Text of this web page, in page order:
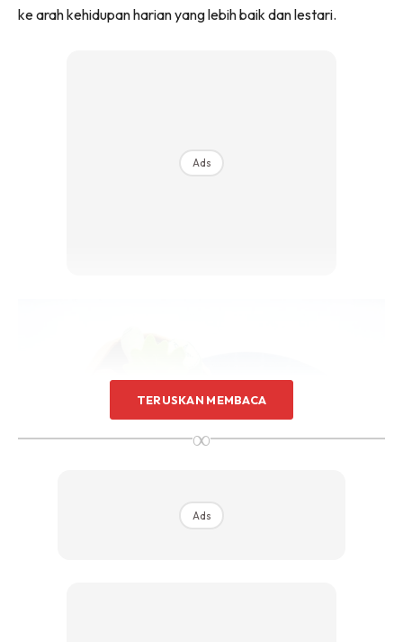
Tip Impiana
ke arah kehidupan harian yang lebih baik dan lestari.
Ads
TERUSKAN MEMBACA
∞
Ads